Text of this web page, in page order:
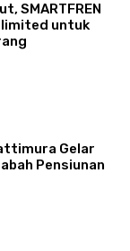
SMARTFREN
untuk
Gelar
Pensiunan